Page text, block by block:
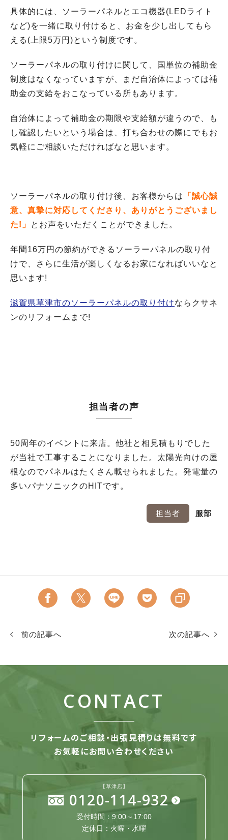
具体的には、ソーラーパネルとエコ機器(LEDライト
など)を一緒に取り付けると、お金を少し出してもら
える(上限5万円)という制度です。
ソーラーパネルの取り付けに関して、国単位の補助金
制度はなくなっていますが、まだ自治体によっては補
助金の支給をおこなっている所もあります。
自治体によって補助金の期限や支給額が違うので、も
し確認したいという場合は、打ち合わせの際にでもお
気軽にご相談いただければなと思います。
ソーラーパネルの取り付け後、お客様からは
「誠心誠
意、真摯に対応してくださり、ありがとうございまし
た!」
とお声をいただくことができました。
年間16万円の節約ができるソーラーパネルの取り付
けで、さらに生活が楽しくなるお家になればいいなと
思います!
滋賀県草津市のソーラーパネルの取り付けならクサネ
ンのリフォームまで!
担当者の声
50周年のイベントに来店。他社と相見積もりでした
が当社で工事することになりました。太陽光向けの屋
根なのでパネルはたくさん載せられました。発電量の
多いパナソニックのHITです。
担当者 服部
前の記事へ 次の記事へ
CONTACT
リフォームのご相談・出張見積りは無料です
お気軽にお問い合わせください
【草津店】
0120-114-932
受付時間：9:00～17:00
定休日：火曜・水曜